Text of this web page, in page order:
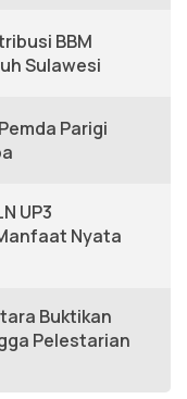
BBM
Sulawesi
Parigi
UP3
Nyata
Buktikan
Pelestarian